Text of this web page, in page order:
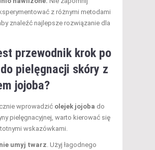
z różnymi metodami
znaleźć najlepsze rozwiązanie dla
przewodnik krok po
pielęgnacji skóry z
jojoba?
wprowadzić olejek jojoba do
pielęgnacyjnej, warto kierować się
wskazówkami.
umyj twarz . Użyj łagodnego